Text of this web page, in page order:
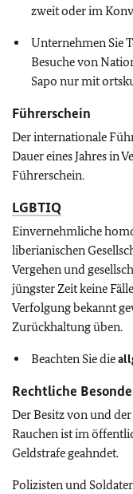
zweit oder im
Unternehmen Sie
Besuche von
Sapo nur mit
Führerschein
Der internationale
Dauer eines Jahres in
Führerschein.
LGBTIQ
Einvernehmliche
liberianischen
Vergehen und
jüngster Zeit keine
Verfolgung bekannt
Zurückhaltung üben.
Beachten Sie die
Rechtliche
Der Besitz von und
Rauchen ist im
Geldstrafe geahndet.
Polizisten und